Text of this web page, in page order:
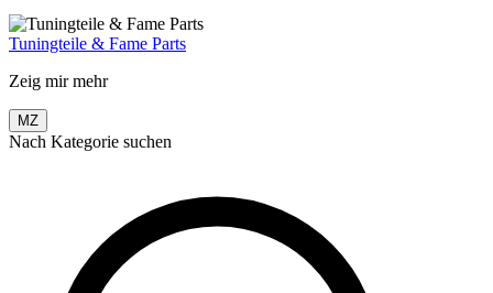
Tuningteile & Fame Parts
Zeig mir mehr
MZ
Nach Kategorie suchen